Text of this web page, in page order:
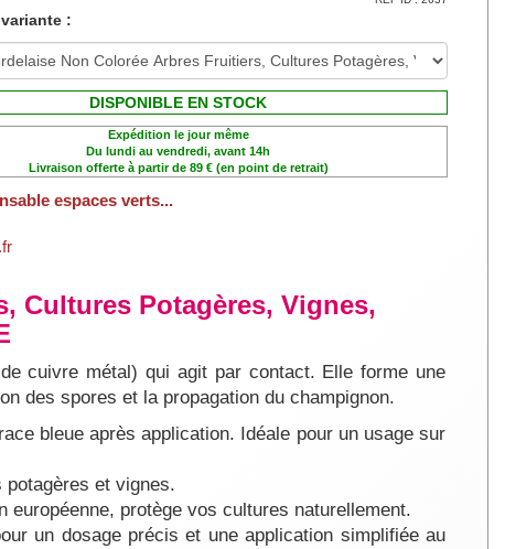
:
DISPONIBLE EN STOCK
Expédition le jour même
Du lundi au vendredi, avant 14h
Livraison offerte à partir de 89 € (en point de retrait)
espaces verts...
Cultures Potagères, Vignes,
cuivre métal) qui agit par contact. Elle forme une
des spores et la propagation du champignon.
bleue après application. Idéale pour un usage sur
et vignes.
européenne, protège vos cultures naturellement.
un dosage précis et une application simplifiée au